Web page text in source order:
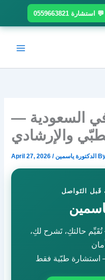
في السعودية —
والإرشادي
الدكتورة ياسمين/
April 27, 2026
قَبل التَواصل
حالتكِ، تَشرح لكِ،
استشارة طبّية فقط
💬 استشارة 0559663821